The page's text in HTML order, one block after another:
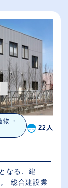
・
22人
なる、建
総合建設業